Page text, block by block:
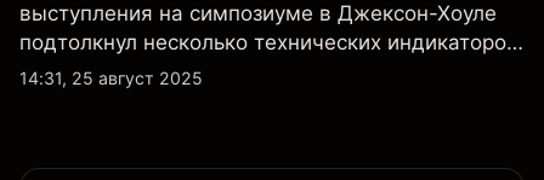
выступления на симпозиуме в Джексон-Хоуле
подтолкнул несколько технических индикаторов
по акциям Tesla к положительным значениям,
14:31, 25 август 2025